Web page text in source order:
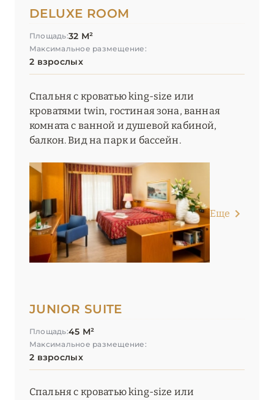
DELUXE ROOM
Площадь:32 М²
Максимальное размещение:
2 взрослых
Спальня с кроватью king-size или
кроватями twin, гостиная зона, ванная
комната с ванной и душевой кабиной,
балкон. Вид на парк и бассейн.
Еще
JUNIOR SUITE
Площадь:45 М²
Максимальное размещение:
2 взрослых
Спальня с кроватью king-size или